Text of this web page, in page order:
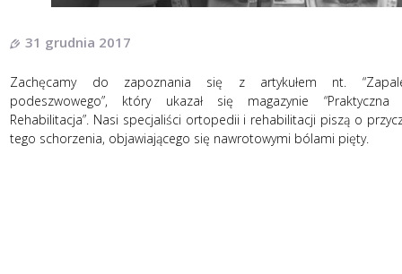
31 grudnia 2017
Zachęcamy do zapoznania się z artykułem nt.
podeszwowego”, który ukazał się magazynie
Rehabilitacja”. Nasi specjaliści ortopedii i rehabilitacji piszą o
tego schorzenia, objawiającego się nawrotowymi bólami pięty.